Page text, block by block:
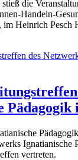
die
Handeln-
Heinrich Pesch
Pädagogik
Ignatianische
vertreten.